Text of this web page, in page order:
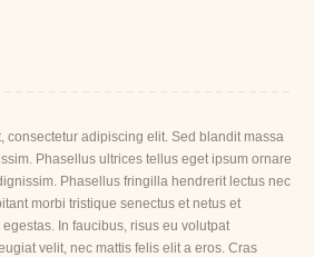
consectetur adipiscing elit. Sed blandit massa
Phasellus ultrices tellus eget ipsum ornare
Phasellus fringilla hendrerit lectus nec
morbi tristique senectus et netus et
In faucibus, risus eu volutpat
velit, nec mattis felis elit a eros. Cras